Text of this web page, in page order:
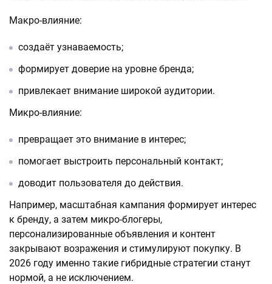
Макро-влияние:
создаёт узнаваемость;
формирует доверие на уровне бренда;
привлекает внимание широкой аудитории.
Микро-влияние:
превращает это внимание в интерес;
помогает выстроить персональный контакт;
доводит пользователя до действия.
Например, масштабная кампания формирует интерес
к бренду, а затем микро-блогеры,
персонализированные объявления и контент
закрывают возражения и стимулируют покупку. В
2026 году именно такие гибридные стратегии станут
нормой, а не исключением.